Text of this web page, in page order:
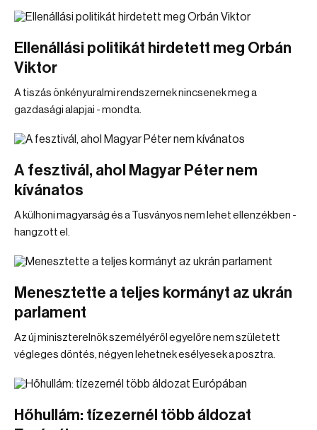
Ellenállási politikát hirdetett meg Orbán
Viktor
A tiszás önkényuralmi rendszernek nincsenek meg a
gazdasági alapjai - mondta.
A fesztivál, ahol Magyar Péter nem
kívánatos
A külhoni magyarság és a Tusványos nem lehet ellenzékben -
hangzott el.
Menesztette a teljes kormányt az ukrán
parlament
Az új miniszterelnök személyéről egyelőre nem született
végleges döntés, négyen lehetnek esélyesek a posztra.
Hőhullám: tízezernél több áldozat